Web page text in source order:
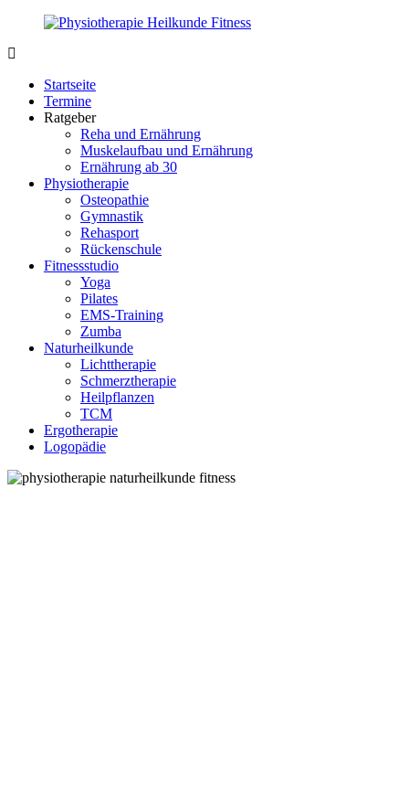
Zurück
Inhalt
Fit.de
Körper
Startseite
Termine
Ratgeber
Reha und Ernährung
Muskelaufbau und Ernährung
Ernährung ab 30
Physiotherapie
Osteopathie
Gymnastik
Rehasport
Rückenschule
Fitnessstudio
Yoga
Pilates
EMS-Training
Zumba
Naturheilkunde
Lichttherapie
Schmerztherapie
Heilpflanzen
TCM
Ergotherapie
Logopädie